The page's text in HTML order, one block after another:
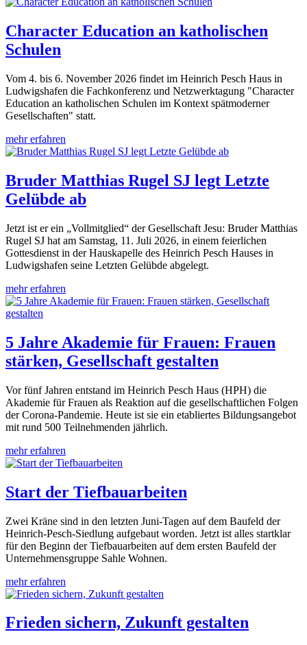
Character Education an katholischen
Schulen
Vom 4. bis 6. November 2026 findet im Heinrich Pesch Haus in
Ludwigshafen die Fachkonferenz und Netzwerktagung "Character
Education an katholischen Schulen im Kontext spätmoderner
Gesellschaften" statt.
mehr erfahren
Bruder Matthias Rugel SJ legt Letzte
Gelübde ab
Jetzt ist er ein „Vollmitglied“ der Gesellschaft Jesu: Bruder Matthias
Rugel SJ hat am Samstag, 11. Juli 2026, in einem feierlichen
Gottesdienst in der Hauskapelle des Heinrich Pesch Hauses in
Ludwigshafen seine Letzten Gelübde abgelegt.
mehr erfahren
5 Jahre Akademie für Frauen: Frauen
stärken, Gesellschaft gestalten
Vor fünf Jahren entstand im Heinrich Pesch Haus (HPH) die
Akademie für Frauen als Reaktion auf die gesellschaftlichen Folgen
der Corona-Pandemie. Heute ist sie ein etabliertes Bildungsangebot
mit rund 500 Teilnehmenden jährlich.
mehr erfahren
Start der Tiefbauarbeiten
Zwei Kräne sind in den letzten Juni-Tagen auf dem Baufeld der
Heinrich-Pesch-Siedlung aufgebaut worden. Jetzt ist alles startklar
für den Beginn der Tiefbauarbeiten auf dem ersten Baufeld der
Unternehmensgruppe Sahle Wohnen.
mehr erfahren
Frieden sichern, Zukunft gestalten